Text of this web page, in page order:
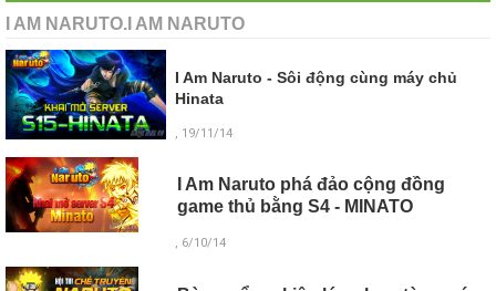
I AM NARUTO.I AM NARUTO
I Am Naruto - Sôi động cùng máy chủ
Hinata
, 19/11/14
I Am Naruto phá đảo cộng đồng
game thủ bằng S4 - MINATO
, 6/10/14